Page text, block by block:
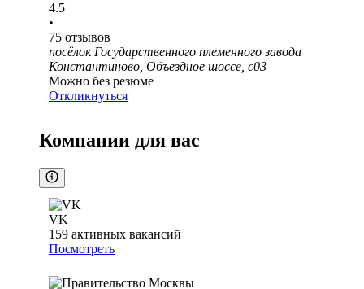
4.5
•
75 отзывов
посёлок Государственного племенного завода
Константиново, Объездное шоссе, с03
Можно без резюме
Откликнуться
Компании для вас
VK
159 активных вакансий
Посмотреть